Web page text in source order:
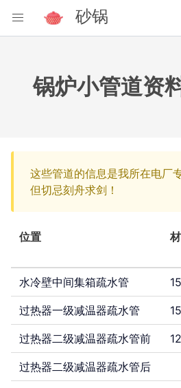
砂锅
通识
返回
概述
公制与英制
专用
小管道金属信息
锅炉小管道资
这些管道的信息是我所在电厂
但切忌刻舟求剑！
位置
水冷壁中间集箱疏水管
过热器一级减温器疏水管
过热器二级减温器疏水管前
过热器二级减温器疏水管后